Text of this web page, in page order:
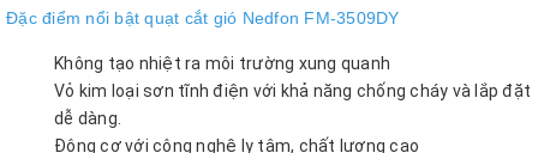
Đặc điểm nổi bật quạt cắt gió Nedfon FM-3509DY
Không tạo nhiệt ra môi trường xung quanh
Vỏ kim loại sơn tĩnh điện với khả năng chống cháy và lắp đặt
dễ dàng.
Động cơ với công nghệ ly tâm, chất lượng cao